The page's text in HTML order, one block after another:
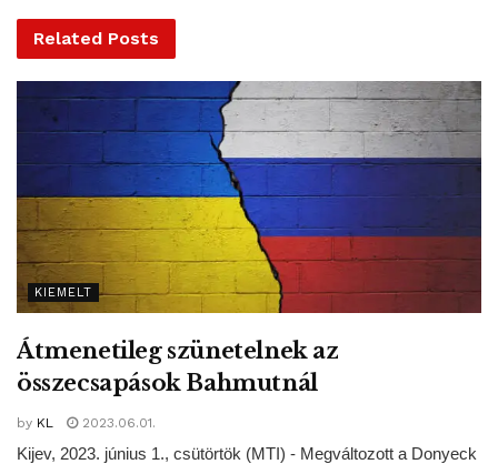
Tags: dzsihadista terroristák
Related Posts
KIEMELT
Átmenetileg szünetelnek az
összecsapások Bahmutnál
by KL 2023.06.01.
Kijev, 2023. június 1., csütörtök (MTI) - Megváltozott a Donyeck